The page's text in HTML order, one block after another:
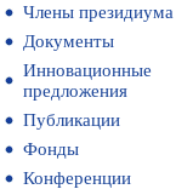
Члены президиума
Документы
Инновационные
предложения
Публикации
Фонды
Конференции